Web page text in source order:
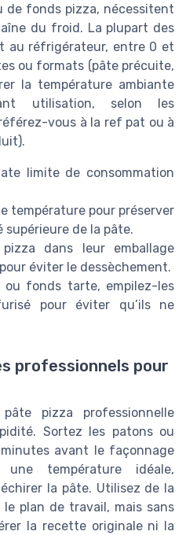
de fonds pizza, nécessitent
du froid. La plupart des
au réfrigérateur, entre 0 et
ou formats (pâte précuite,
la température ambiante
utilisation, selon les
vous à la ref pat ou à
limite de consommation
température pour préserver
de la pâte.
dans leur emballage
éviter le dessèchement.
ou fonds tarte, empilez-les
pour éviter qu’ils ne
professionnels pour
pizza professionnelle
Sortez les patons ou
avant le façonnage
température idéale,
la pâte. Utilisez de la
plan de travail, mais sans
la recette originale ni la